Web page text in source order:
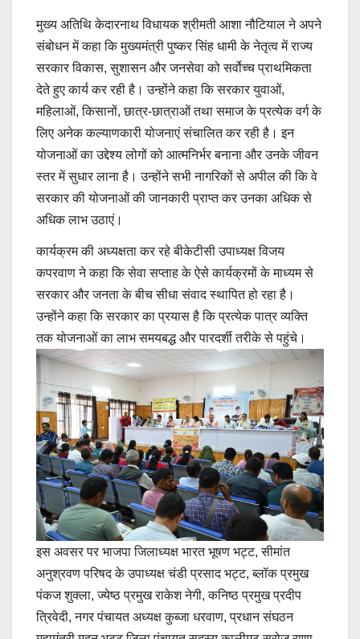
मुख्य अतिथि केदारनाथ विधायक श्रीमती आशा नौटियाल ने अपने
संबोधन में कहा कि मुख्यमंत्री पुष्कर सिंह धामी के नेतृत्व में राज्य
सरकार विकास, सुशासन और जनसेवा को सर्वोच्च प्राथमिकता
देते हुए कार्य कर रही है। उन्होंने कहा कि सरकार युवाओं,
महिलाओं, किसानों, छात्र-छात्राओं तथा समाज के प्रत्येक वर्ग के
लिए अनेक कल्याणकारी योजनाएं संचालित कर रही है। इन
योजनाओं का उद्देश्य लोगों को आत्मनिर्भर बनाना और उनके जीवन
स्तर में सुधार लाना है। उन्होंने सभी नागरिकों से अपील की कि वे
सरकार की योजनाओं की जानकारी प्राप्त कर उनका अधिक से
अधिक लाभ उठाएं।
कार्यक्रम की अध्यक्षता कर रहे बीकेटीसी उपाध्यक्ष विजय
कपरवाण ने कहा कि सेवा सप्ताह के ऐसे कार्यक्रमों के माध्यम से
सरकार और जनता के बीच सीधा संवाद स्थापित हो रहा है।
उन्होंने कहा कि सरकार का प्रयास है कि प्रत्येक पात्र व्यक्ति
तक योजनाओं का लाभ समयबद्ध और पारदर्शी तरीके से पहुंचे।
इस अवसर पर भाजपा जिलाध्यक्ष भारत भूषण भट्ट, सीमांत
अनुश्रवण परिषद के उपाध्यक्ष चंडी प्रसाद भट्ट, ब्लॉक प्रमुख
पंकज शुक्ला, ज्येष्ठ प्रमुख राकेश नेगी, कनिष्ठ प्रमुख प्रदीप
त्रिवेदी, नगर पंचायत अध्यक्ष कुब्जा धरवाण, प्रधान संघठन